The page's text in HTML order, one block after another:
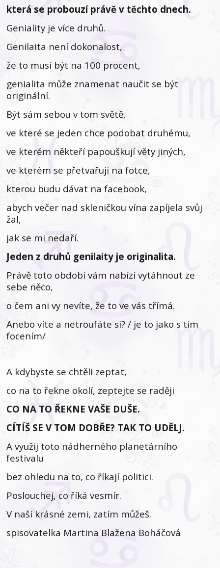
která se probouzí právě v těchto dnech.
Geniality je více druhů.
Genilaita není dokonalost,
že to musí být na 100 procent,
genialita může znamenat naučit se být
originální.
Být sám sebou v tom světě,
ve které se jeden chce podobat druhému,
ve kterém někteří papouškují věty jiných,
ve kterém se přetvařuji na fotce,
kterou budu dávat na facebook,
abych večer nad skleničkou vína zapíjela svůj
žal,
jak se mi nedaří.
Jeden z druhů genilaity je originalita.
Právě toto období vám nabízí vytáhnout ze
sebe něco,
o čem ani vy nevíte, že to ve vás třímá.
Anebo víte a netroufáte si? / je to jako s tím
focením/
A kdybyste se chtěli zeptat,
co na to řekne okolí, zeptejte se raději
CO NA TO ŘEKNE VAŠE DUŠE.
CÍTÍŠ SE V TOM DOBŘE? TAK TO UDĚLJ.
A využij toto nádherného planetárního
festivalu
bez ohledu na to, co říkají politici.
Poslouchej, co říká vesmír.
V naší krásné zemi, zatím můžeš.
spisovatelka Martina Blažena Boháčová